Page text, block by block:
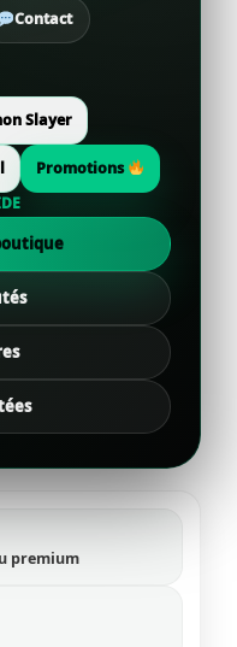
Contact
Slayer
Promotions
premium